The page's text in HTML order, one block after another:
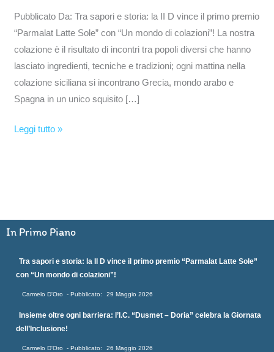
Pubblicato Da: Tra sapori e storia: la II D vince il primo premio
“Parmalat Latte Sole” con “Un mondo di colazioni”! La nostra
colazione è il risultato di incontri tra popoli diversi che hanno
lasciato ingredienti, tecniche e tradizioni; ogni mattina nella
colazione siciliana si incontrano Grecia, mondo arabo e
Spagna in un unico squisito […]
Leggi tutto »
In Primo Piano
Tra sapori e storia: la II D vince il primo premio “Parmalat Latte Sole”
con “Un mondo di colazioni”!
Carmelo D'Oro 29 Maggio 2026
Insieme oltre ogni barriera: l’I.C. “Dusmet – Doria” celebra la Giornata
dell’Inclusione!
Carmelo D'Oro 26 Maggio 2026